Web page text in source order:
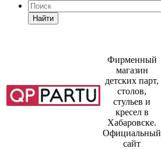
Найти
Фирменный
магазин
детских парт,
столов,
стульев и
кресел в
Хабаровске.
Официальный
сайт